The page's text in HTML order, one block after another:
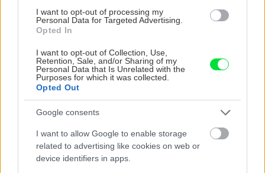
I want to opt-out of processing my
Personal Data for Targeted Advertising.
Opted In
I want to opt-out of Collection, Use,
Retention, Sale, and/or Sharing of my
Personal Data that Is Unrelated with the
Purposes for which it was collected.
Opted Out
Google consents
I want to allow Google to enable storage
related to advertising like cookies on web or
device identifiers in apps.
Chcete dominantu interiéru, ktorá pritiahne
svietidlo
NAŠE ČASOPISY